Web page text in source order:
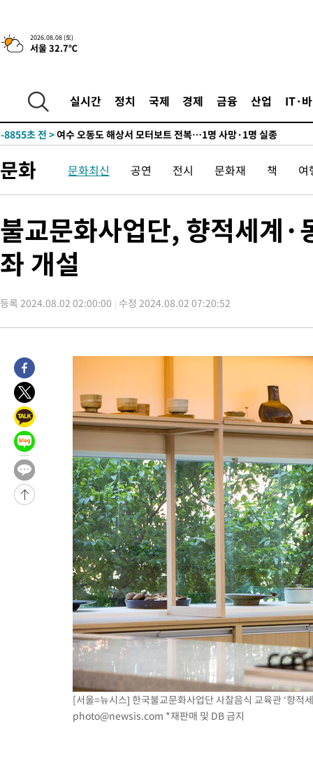
2026.08.08 (토)
서울 32.7℃
실시간 정치 국제 경제 금융 산업 IT·
-18128초 전 >강릉에 시간당 81.4㎜ 물폭탄…도로 잠기고 담벼락 붕괴
-14235초 전 >백운산서 80년근 천종산삼 9뿌리 발견…감정가 1.3억원
-9479초 전 >
남자 농구, 나고야 아시안게임서 '홈팀' 일본과 한일전
-8855초 전 >
-5082초 전 >극한폭염 한풀 꺾이지만…'낮 최고 35도' 무더위, 열대야 계속[
-617초 전 >
[속보]'압수수색·성접대 논란' 축구협회 "실망과 걱정 안겨드려
2시간 전 >'최고 37도' 폭염 지속…강원동해안 최대 150㎜ 비
-26182초 전 >낮 최고 35도 '무더위'…동해안 시간당 30㎜ '강한 비'[내일날
-25452초 전 > [속보]이강인 "감독님이 원하는 마음 느꼈고, 많은 트로피 원해
틀레티코 이적"
-25234초 전 > 수도권 40도 육박 '펄펄'…동해안 일부 지역엔 호의주의보
-18148초 전 >강릉에 시간당 81.4㎜ 물폭탄…도로 잠기고 담벼락 붕괴
-14255초 전 >백운산서 80년근 천종산삼 9뿌리 발견…감정가 1.3억원
-9499초 전 >
-8875초 전 >
여수 오동도 해상서 모터보트 전복…1명 사망·1명 실종
-5102초 전 >
극한폭염 한풀 꺾이지만…'낮 최고 35도' 무더위, 열대야 계속[
주 날씨]
-2120초 전 >
축구협회 "압수수색·성접대 논란 사과…쇄신의 기회로 삼겠다"
-637초 전 >
[속보]'압수수색·성접대 논란' 축구협회 "실망과 걱정 안겨드려
2시간 전 >
'최고 37도' 폭염 지속…강원동해안 최대 150㎜ 비
4시간 전 >
[속보]뉴욕증시 상승 마감…S&P 0.6% 나스닥 1.3%↑
문화 문화최신 공연 전시 문화재 책 여
불교문화사업단, 향적세계
좌 개설
등록 2024.08.02 02:00:00 수정 2024.08.02 07:20:52
[서울=뉴시스] 한국불교문화사업단 사찰음식 교육관 ‘향
photo@newsis.com *재판매 및 DB 금지